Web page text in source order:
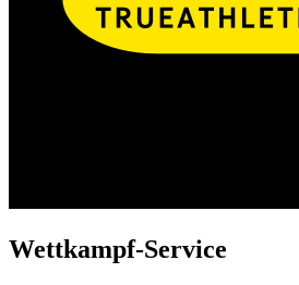
Wettkampf-Service